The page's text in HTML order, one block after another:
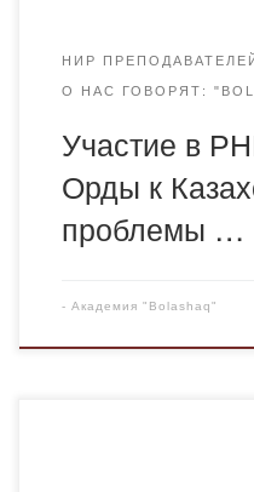
НИР
О НАС ГОВОРЯТ:
Участие в
Орды к
проблемы …
- Академия "Bolashaq"